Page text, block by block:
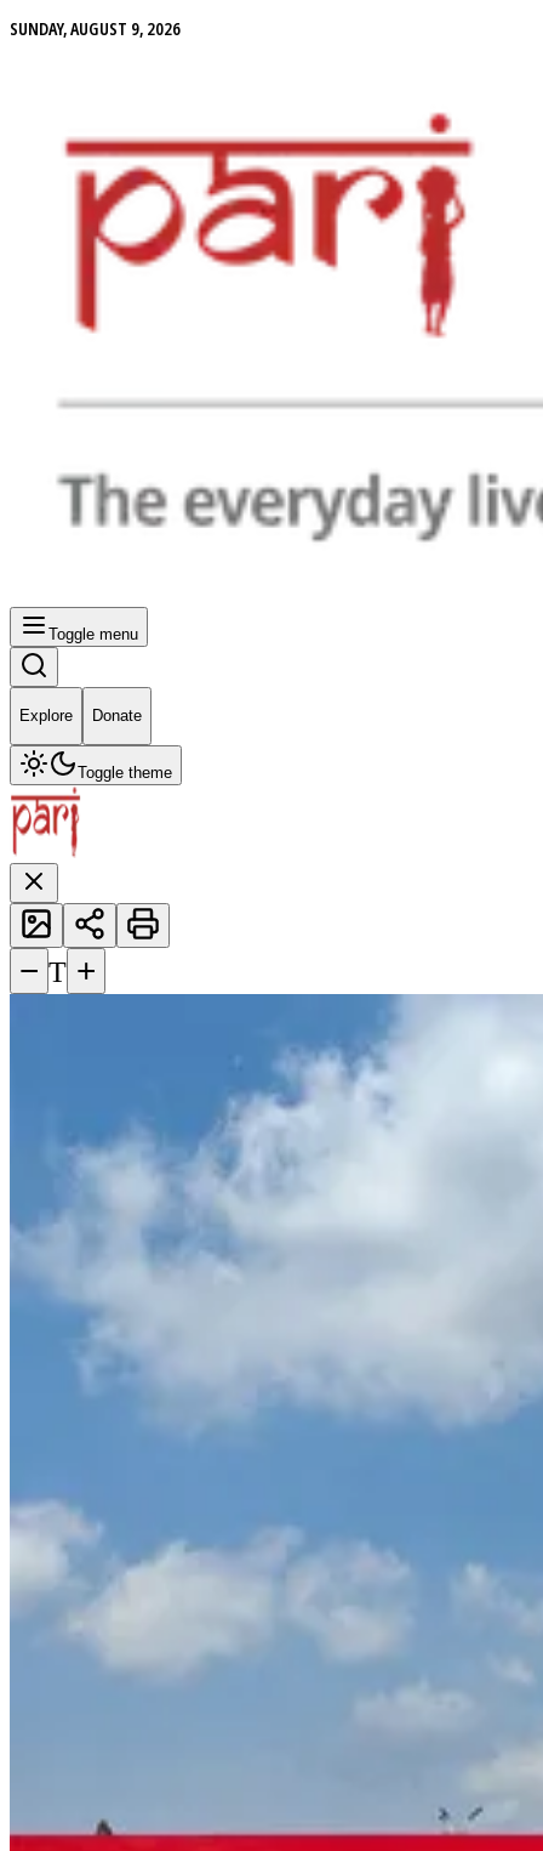
SUNDAY, AUGUST 9, 2026
Toggle menu
Explore Donate
Toggle theme
− T +